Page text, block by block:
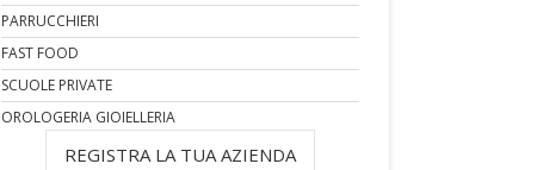
PARRUCCHIERI
FAST FOOD
SCUOLE PRIVATE
OROLOGERIA GIOIELLERIA
REGISTRA LA TUA AZIENDA